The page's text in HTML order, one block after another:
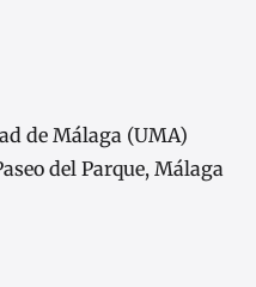
de Málaga (UMA)
del Parque, Málaga